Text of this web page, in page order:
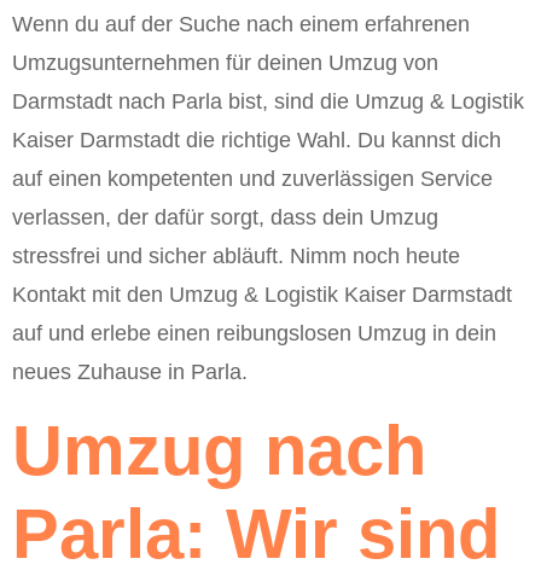
Wenn du auf der Suche nach einem erfahrenen
Umzugsunternehmen für deinen Umzug von
Darmstadt nach Parla bist, sind die Umzug & Logistik
Kaiser Darmstadt die richtige Wahl. Du kannst dich
auf einen kompetenten und zuverlässigen Service
verlassen, der dafür sorgt, dass dein Umzug
stressfrei und sicher abläuft. Nimm noch heute
Kontakt mit den Umzug & Logistik Kaiser Darmstadt
auf und erlebe einen reibungslosen Umzug in dein
neues Zuhause in Parla.
Umzug nach
Parla: Wir sind